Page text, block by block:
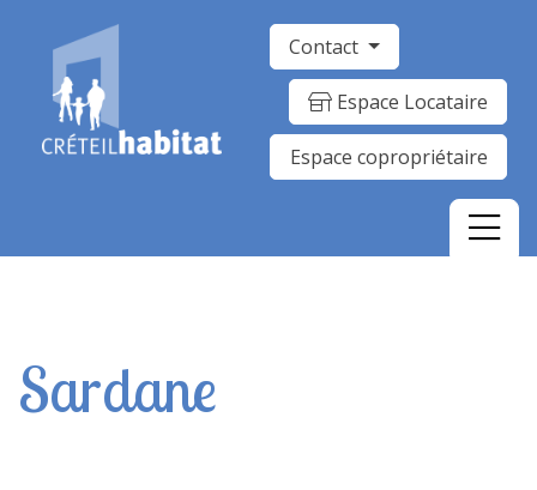
Contact
Espace Locataire
Espace copropriétaire
Sardane